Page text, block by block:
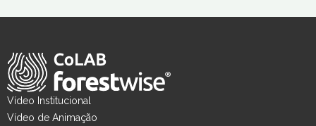
Vídeo Institucional
Vídeo de Animação